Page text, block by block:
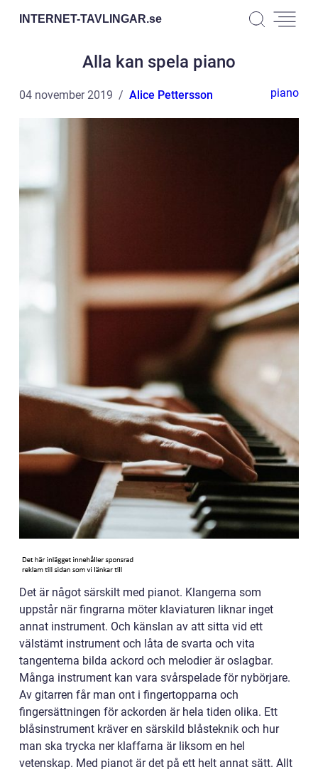
INTERNET-TAVLINGAR.se
Alla kan spela piano
04 november 2019 Alice Pettersson piano
Det är något särskilt med pianot. Klangerna som
uppstår när fingrarna möter klaviaturen liknar inget
annat instrument. Och känslan av att sitta vid ett
välstämt instrument och låta de svarta och vita
tangenterna bilda ackord och melodier är oslagbar.
Många instrument kan vara svårspelade för nybörjare.
Av gitarren får man ont i fingertopparna och
fingersättningen för ackorden är hela tiden olika. Ett
blåsinstrument kräver en särskild blåsteknik och hur
man ska trycka ner klaffarna är liksom en hel
vetenskap. Med pianot är det på ett helt annat sätt. Allt